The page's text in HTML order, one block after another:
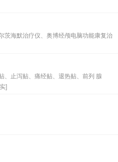
茨海默治疗仪、奥博经颅电脑功能康复治
、止泻贴、痛经贴、退热贴、前列 腺
姜贴、膝盖贴、腰椎贴、三伏贴、减肥
男性体质调理、女性调理、各类慢性
]